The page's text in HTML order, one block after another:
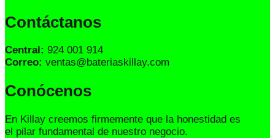
Contáctanos
Central: 924 001 914
Correo: ventas@bateriaskillay.com
Conócenos
En Killay creemos firmemente que la honestidad es
el pilar fundamental de nuestro negocio.